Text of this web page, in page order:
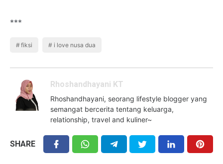
***
fiksi i love nusa dua
Rhoshandhayani KT
Rhoshandhayani, seorang lifestyle blogger yang
semangat bercerita tentang keluarga,
relationship, travel and kuliner~
SHARE